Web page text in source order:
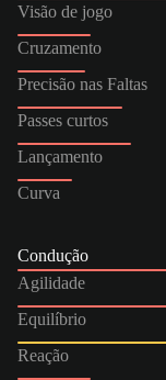
Visão de jogo
Cruzamento
Precisão nas Faltas
Passes curtos
Lançamento
Curva
Condução
Agilidade
Equilíbrio
Reação